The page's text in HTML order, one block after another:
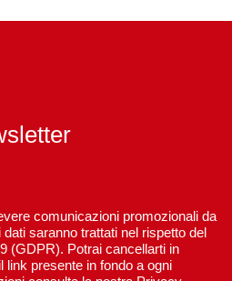
comunicazioni promozionali da
saranno trattati nel rispetto del
(GDPR). Potrai cancellarti in
presente in fondo a ogni